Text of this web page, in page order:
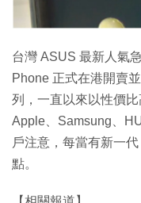
台灣 ASUS 最新人氣
Phone 正式在港開賣
列，一直以來以性價
Apple、Samsung、
戶注意，每當有新一
點。